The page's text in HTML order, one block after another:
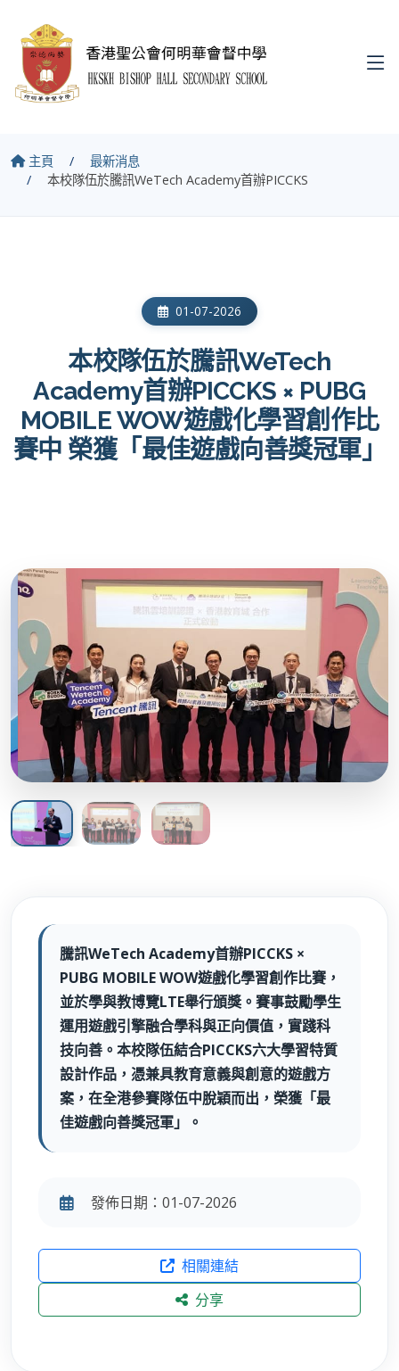
主頁
最新消息
本校隊伍於騰訊WeTech Academy首辦PICCKS
01-07-2026
本校隊伍於騰訊WeTech
Academy首辦PICCKS × PUBG
MOBILE WOW遊戲化學習創作比
賽中 榮獲「最佳遊戲向善獎冠軍」
騰訊WeTech Academy首辦PICCKS ×
PUBG MOBILE WOW遊戲化學習創作比賽，
並於學與教博覽LTE舉行頒獎。賽事鼓勵學生
運用遊戲引擎融合學科與正向價值，實踐科
技向善。本校隊伍結合PICCKS六大學習特質
設計作品，憑兼具教育意義與創意的遊戲方
案，在全港參賽隊伍中脫穎而出，榮獲「最
佳遊戲向善獎冠軍」。
發佈日期：01-07-2026
相關連結
分享